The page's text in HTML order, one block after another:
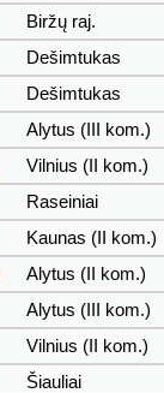
Biržų raj.
Dešimtukas
Dešimtukas
Alytus (III kom.)
Vilnius (II kom.)
Raseiniai
Kaunas (II kom.)
Alytus (II kom.)
Alytus (III kom.)
Vilnius (II kom.)
Šiauliai